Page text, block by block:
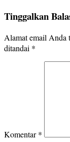
Tinggalkan
Alamat email Anda
ditandai *
Komentar*